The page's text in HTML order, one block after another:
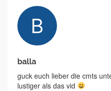
balla
guck euch lieber die cmts
lustiger als das vid